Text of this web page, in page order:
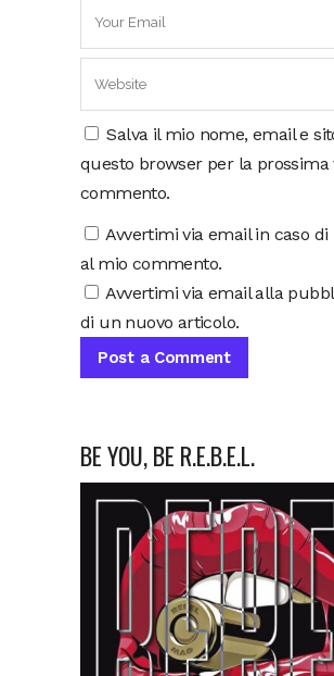
Salva il mio nome, email e
questo browser per la prossima
commento.
Avvertimi via email in caso di
al mio commento.
Avvertimi via email alla
di un nuovo articolo.
BE YOU, BE R.E.B.E.L.